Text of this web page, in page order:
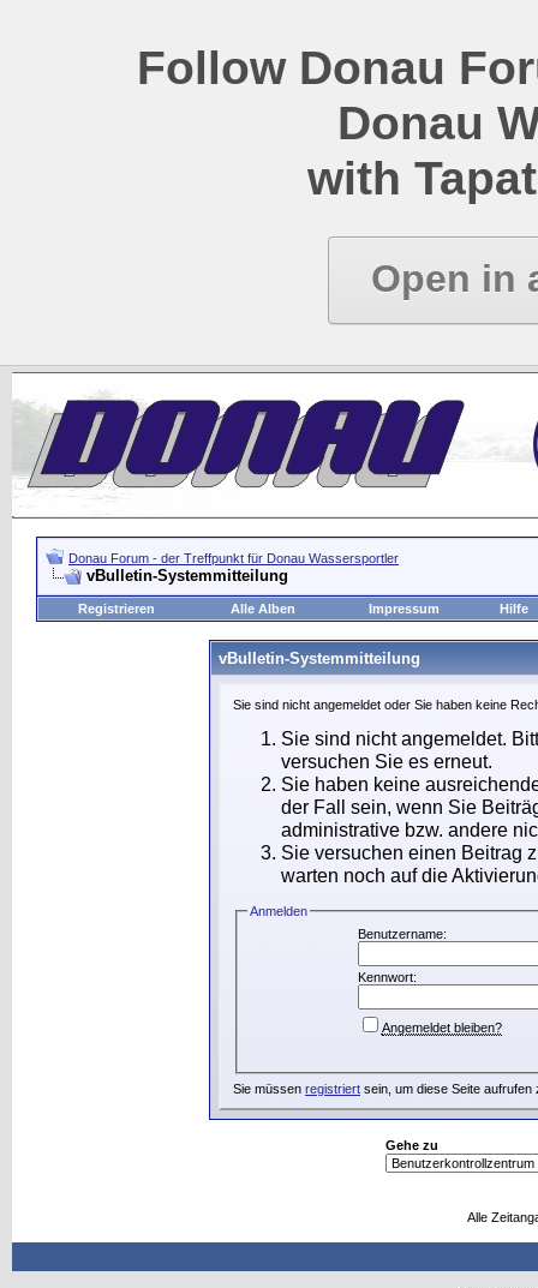
Follow Donau
Donau
with
Open in
Donau Forum - der Treffpunkt für Donau Wassersportler
vBulletin-Systemmitteilung
Registrieren Alle Alben Impressum Hilfe
vBulletin-Systemmitteilung
Sie sind nicht angemeldet oder Sie haben keine
Sie sind nicht angemeldet.
versuchen Sie es erneut.
Sie haben keine
der Fall sein, wenn Sie
administrative bzw. andere
Sie versuchen einen Beitrag
warten noch auf die
Anmelden
Benutzername:
Kennwort:
Angemeldet bleiben?
Sie müssen registriert sein, um diese Seite aufrufen
Gehe zu
Alle